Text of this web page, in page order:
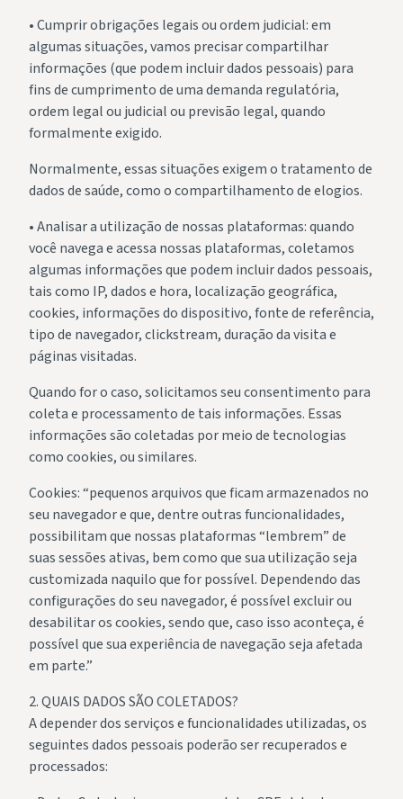
• Cumprir obrigações legais ou ordem judicial: em
algumas situações, vamos precisar compartilhar
informações (que podem incluir dados pessoais) para
fins de cumprimento de uma demanda regulatória,
ordem legal ou judicial ou previsão legal, quando
formalmente exigido.
Normalmente, essas situações exigem o tratamento de
dados de saúde, como o compartilhamento de elogios.
• Analisar a utilização de nossas plataformas: quando
você navega e acessa nossas plataformas, coletamos
algumas informações que podem incluir dados pessoais,
tais como IP, dados e hora, localização geográfica,
cookies, informações do dispositivo, fonte de referência,
tipo de navegador, clickstream, duração da visita e
páginas visitadas.
Quando for o caso, solicitamos seu consentimento para
coleta e processamento de tais informações. Essas
informações são coletadas por meio de tecnologias
como cookies, ou similares.
Cookies: “pequenos arquivos que ficam armazenados no
seu navegador e que, dentre outras funcionalidades,
possibilitam que nossas plataformas “lembrem” de
suas sessões ativas, bem como que sua utilização seja
customizada naquilo que for possível. Dependendo das
configurações do seu navegador, é possível excluir ou
desabilitar os cookies, sendo que, caso isso aconteça, é
possível que sua experiência de navegação seja afetada
em parte.”
2. QUAIS DADOS SÃO COLETADOS?
A depender dos serviços e funcionalidades utilizadas, os
seguintes dados pessoais poderão ser recuperados e
processados: